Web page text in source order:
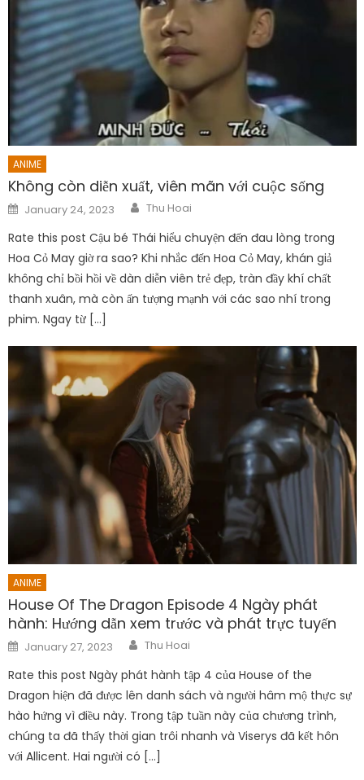
ANIME
Không còn diễn xuất, viên mãn với cuộc sống
Posted
on
January 24, 2023 Author
Thu Hoai
Rate this post Cậu bé Thái hiểu chuyện đến đau lòng trong
Hoa Cỏ May giờ ra sao? Khi nhắc đến Hoa Cỏ May, khán giả
không chỉ bồi hồi về dàn diễn viên trẻ đẹp, tràn đầy khí chất
thanh xuân, mà còn ấn tượng mạnh với các sao nhí trong
phim. Ngay từ […]
ANIME
House Of The Dragon Episode 4 Ngày phát
hành: Hướng dẫn xem trước và phát trực tuyến
Posted
on
January 27, 2023 Author
Thu Hoai
Rate this post Ngày phát hành tập 4 của House of the
Dragon hiện đã được lên danh sách và người hâm mộ thực sự
hào hứng vì điều này. Trong tập tuần này của chương trình,
chúng ta đã thấy thời gian trôi nhanh và Viserys đã kết hôn
với Allicent. Hai người có […]